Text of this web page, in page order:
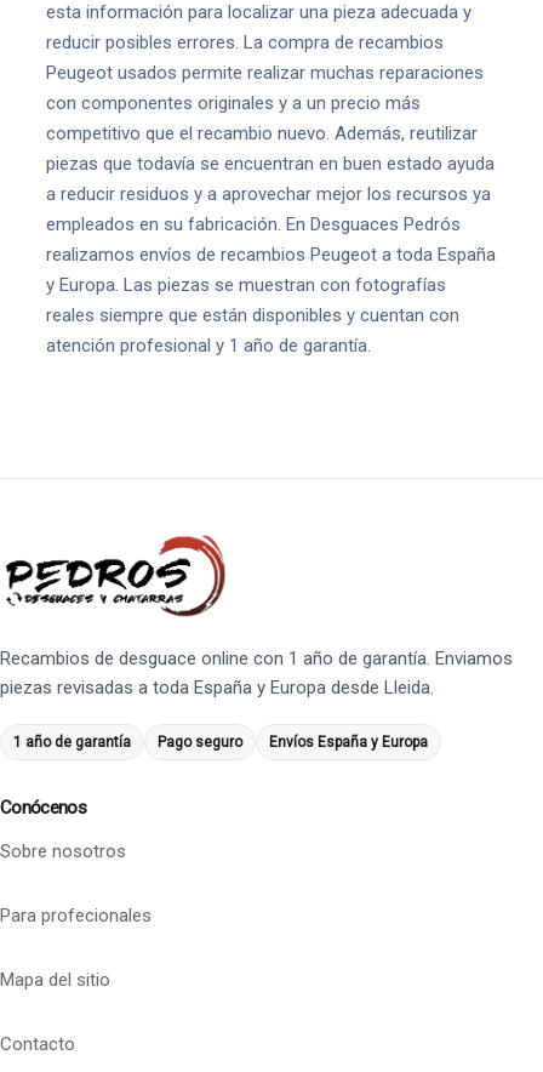
esta información para localizar una pieza adecuada y
reducir posibles errores. La compra de recambios
Peugeot usados permite realizar muchas reparaciones
con componentes originales y a un precio más
competitivo que el recambio nuevo. Además, reutilizar
piezas que todavía se encuentran en buen estado ayuda
a reducir residuos y a aprovechar mejor los recursos ya
empleados en su fabricación. En Desguaces Pedrós
realizamos envíos de recambios Peugeot a toda España
y Europa. Las piezas se muestran con fotografías
reales siempre que están disponibles y cuentan con
atención profesional y 1 año de garantía.
Recambios de desguace online con 1 año de garantía. Enviamos
piezas revisadas a toda España y Europa desde Lleida.
1 año de garantía Pago seguro Envíos España y Europa
Conócenos
Sobre nosotros
Para profecionales
Mapa del sitio
Contacto